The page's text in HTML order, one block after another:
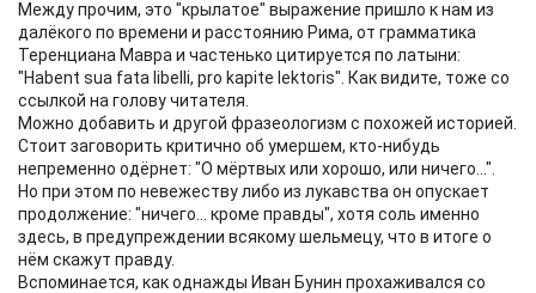
Между прочим, это "крылатое" выражение пришло к нам из
далёкого по времени и расстоянию Рима, от грамматика
Теренциана Мавра и частенько цитируется по латыни:
"Habent sua fata libelli, pro kapite lektoris". Как видите, тоже со
ссылкой на голову читателя.
Можно добавить и другой фразеологизм с похожей историей.
Стоит заговорить критично об умершем, кто-нибудь
непременно одёрнет: "О мёртвых или хорошо, или ничего...".
Но при этом по невежеству либо из лукавства он опускает
продолжение: "ничего... кроме правды", хотя соль именно
здесь, в предупреждении всякому шельмецу, что в итоге о
нём скажут правду.
Вспоминается, как однажды Иван Бунин прохаживался со